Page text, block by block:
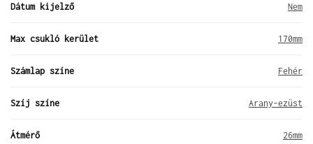
Dátum kijelző Nem
Max csukló kerület 170mm
Számlap színe Fehér
Szíj színe Arany-ezüst
Átmérő 26mm